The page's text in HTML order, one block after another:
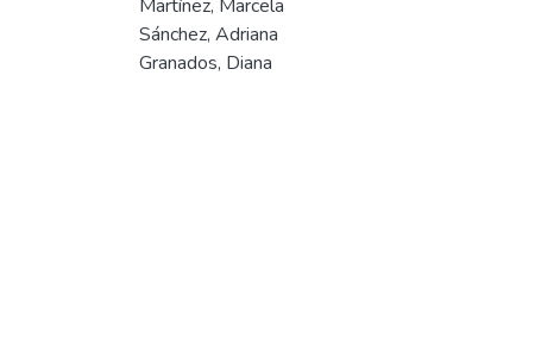
Martínez, Marcela
Sánchez, Adriana
Granados, Diana